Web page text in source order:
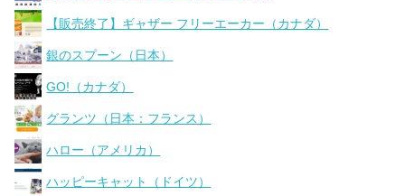
【販売終了】ギャザー フリーエーカー（カナダ）
銀のスプーン（日本）
GO!（カナダ）
グランツ（日本：フランス）
ハロー（アメリカ）
ハッピーキャット（ドイツ）